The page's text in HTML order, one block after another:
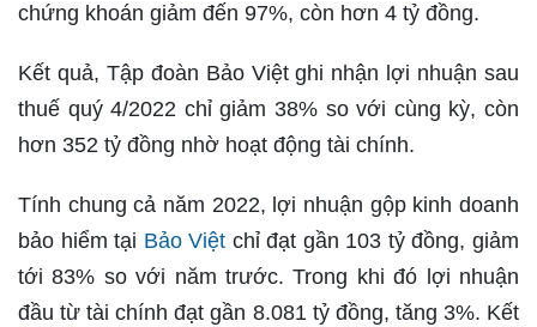
chứng khoán giảm đến 97%, còn hơn 4 tỷ đồng.
Kết quả, Tập đoàn Bảo Việt ghi nhận lợi nhuận sau
thuế quý 4/2022 chỉ giảm 38% so với cùng kỳ, còn
hơn 352 tỷ đồng nhờ hoạt động tài chính.
Tính chung cả năm 2022, lợi nhuận gộp kinh doanh
bảo hiểm tại Bảo Việt chỉ đạt gần 103 tỷ đồng, giảm
tới 83% so với năm trước. Trong khi đó lợi nhuận
đầu từ tài chính đạt gần 8.081 tỷ đồng, tăng 3%. Kết